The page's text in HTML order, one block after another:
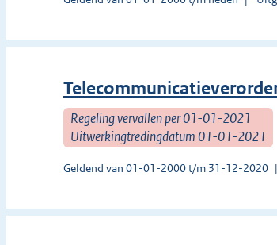
Regeling vervallen per 01-01-2021
Uitwerkingtredingdatum 01-01-2021
Geldend van 01-01-2000 t/m 31-12-2020